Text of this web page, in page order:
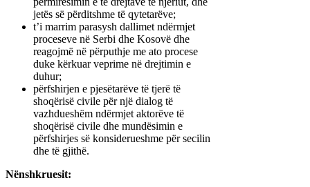
jetës së përditshme të qytetarëve;
t’i marrim parasysh dallimet ndërmjet
proceseve në Serbi dhe Kosovë dhe
reagojmë në përputhje me ato procese
duke kërkuar veprime në drejtimin e
duhur;
përfshirjen e pjesëtarëve të tjerë të
shoqërisë civile për një dialog të
vazhdueshëm ndërmjet aktorëve të
shoqërisë civile dhe mundësimin e
përfshirjes së konsiderueshme për secilin
dhe të gjithë.
Nënshkruesit: